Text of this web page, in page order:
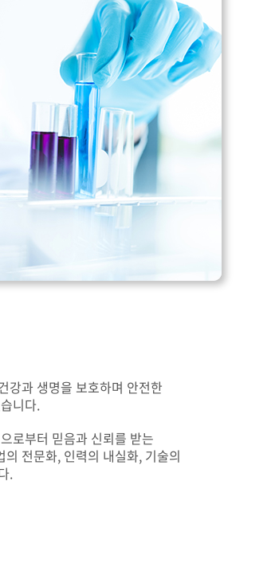
강과 생명을 보호하며 안전한
니다.
로부터 믿음과 신뢰를 받는
전문화, 인력의 내실화, 기술의
.